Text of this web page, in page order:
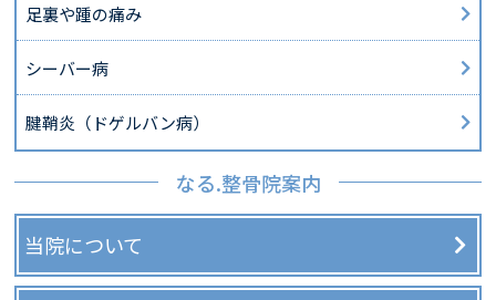
足裏や踵の痛み
シーバー病
腱鞘炎（ドゲルバン病）
なる.整骨院案内
当院について